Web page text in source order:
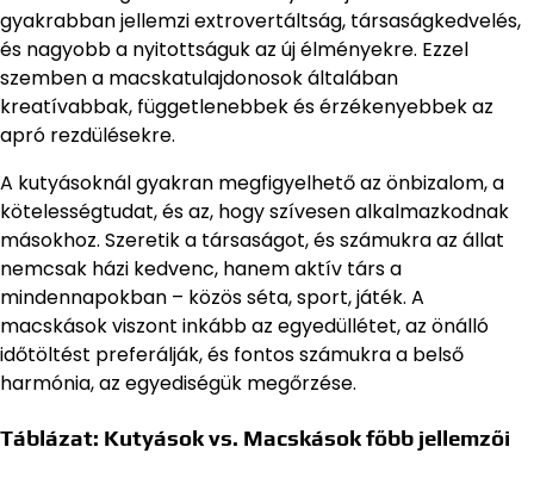
gyakrabban jellemzi extrovertáltság, társaságkedvelés,
és nagyobb a nyitottságuk az új élményekre. Ezzel
szemben a macskatulajdonosok általában
kreatívabbak, függetlenebbek és érzékenyebbek az
apró rezdülésekre.
A kutyásoknál gyakran megfigyelhető az önbizalom, a
kötelességtudat, és az, hogy szívesen alkalmazkodnak
másokhoz. Szeretik a társaságot, és számukra az állat
nemcsak házi kedvenc, hanem aktív társ a
mindennapokban – közös séta, sport, játék. A
macskások viszont inkább az egyedüllétet, az önálló
időtöltést preferálják, és fontos számukra a belső
harmónia, az egyediségük megőrzése.
Táblázat: Kutyások vs. Macskások főbb jellemzői